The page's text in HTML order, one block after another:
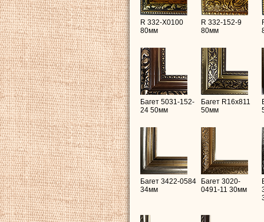
R 332-X0100
80мм
R 332-152-9
80мм
Багет 5031-152-
24 50мм
Багет R16х811
50мм
Багет 3422-0584
34мм
Багет 3020-
0491-11 30мм